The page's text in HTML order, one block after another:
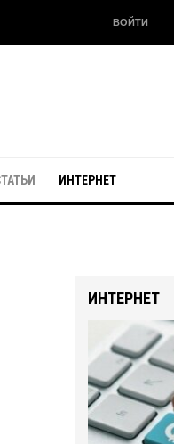
ВОЙТИ
ИНТЕРНЕТ
ИНТЕРНЕТ